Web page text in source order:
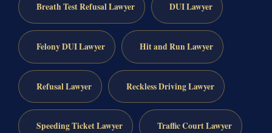
Breath Test Refusal Lawyer DUI Lawyer
Felony DUI Lawyer Hit and Run Lawyer
Refusal Lawyer Reckless Driving Lawyer
Speeding Ticket Lawyer Traffic Court Lawyer